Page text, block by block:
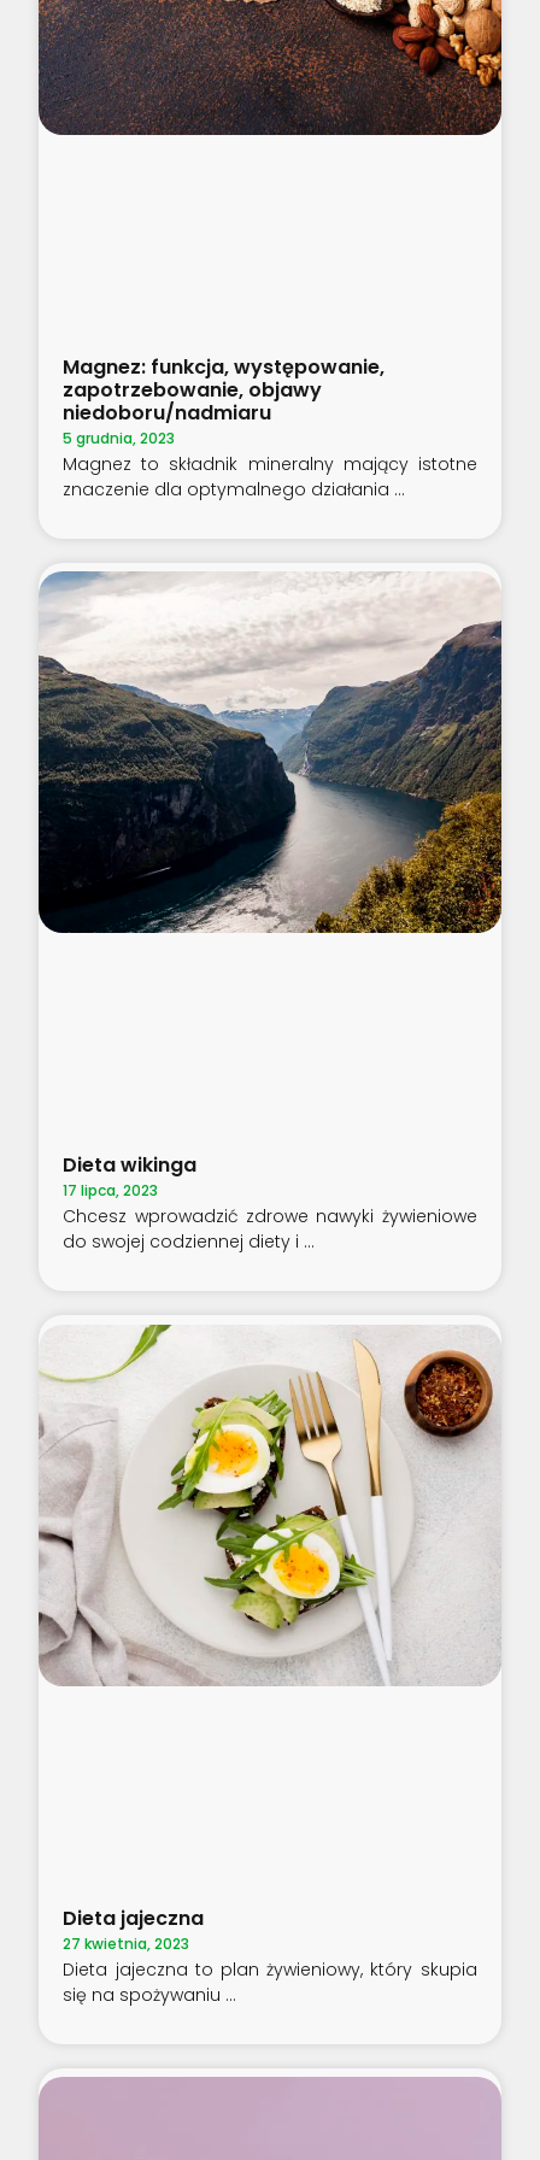
Magnez: funkcja, występowanie,
zapotrzebowanie, objawy
niedoboru/nadmiaru
5 grudnia, 2023
Magnez to składnik mineralny mający istotne
znaczenie dla optymalnego działania
Dieta wikinga
17 lipca, 2023
Chcesz wprowadzić zdrowe nawyki żywieniowe
do swojej codziennej diety i
Dieta jajeczna
27 kwietnia, 2023
Dieta jajeczna to plan żywieniowy, który skupia
się na spożywaniu